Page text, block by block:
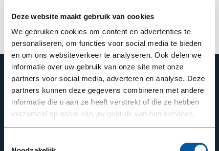
Deze website maakt gebruik van cookies
We gebruiken cookies om content en advertenties te
personaliseren, om functies voor social media te bieden
en om ons websiteverkeer te analyseren. Ook delen we
informatie over uw gebruik van onze site met onze
partners voor social media, adverteren en analyse. Deze
partners kunnen deze gegevens combineren met andere
informatie die u aan ze heeft verstrekt of die ze hebben
verzameld op basis van uw gebruik van hun services.
--,-- Out of stock
SUBSCRIBE TO OUR NEWSLETTER
Stay up to date with our latest offers